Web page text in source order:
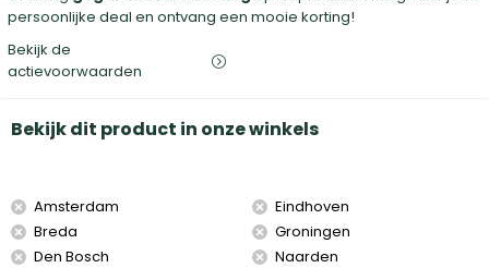
persoonlijke deal en ontvang een mooie korting!
Bekijk de
actievoorwaarden
Bekijk dit product in onze winkels
Amsterdam
Breda
Den Bosch
Eindhoven
Groningen
Naarden